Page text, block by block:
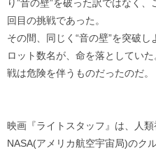
り”音の壁”を破った訳ではなく
回目の挑戦であった。
その間、同じく“音の壁”を突破
ロット数名が、命を落としてい
戦は危険を伴うものだったのだ。
映画『ライトスタッフ』は、人
NASA(アメリカ航空宇宙局)のク